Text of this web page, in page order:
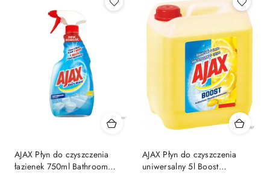
AJAX Płyn do czyszczenia
łazienek 750ml Bathroom
AJAX Płyn do czyszczenia
uniwersalny 5l Boost